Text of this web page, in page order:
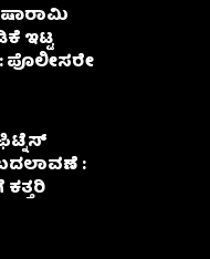
ಇಟ್ಟ
ಪೊಲೀಸರೇ
: